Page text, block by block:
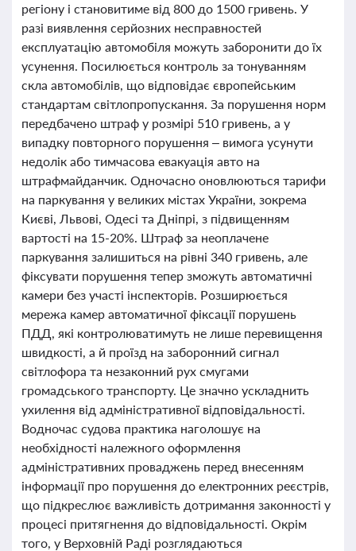
регіону і становитиме від 800 до 1500 гривень. У
разі виявлення серйозних несправностей
експлуатацію автомобіля можуть заборонити до їх
усунення. Посилюється контроль за тонуванням
скла автомобілів, що відповідає європейським
стандартам світлопропускання. За порушення норм
передбачено штраф у розмірі 510 гривень, а у
випадку повторного порушення – вимога усунути
недолік або тимчасова евакуація авто на
штрафмайданчик. Одночасно оновлюються тарифи
на паркування у великих містах України, зокрема
Києві, Львові, Одесі та Дніпрі, з підвищенням
вартості на 15-20%. Штраф за неоплачене
паркування залишиться на рівні 340 гривень, але
фіксувати порушення тепер зможуть автоматичні
камери без участі інспекторів. Розширюється
мережа камер автоматичної фіксації порушень
ПДД, які контролюватимуть не лише перевищення
швидкості, а й проїзд на заборонний сигнал
світлофора та незаконний рух смугами
громадського транспорту. Це значно ускладнить
ухилення від адміністративної відповідальності.
Водночас судова практика наголошує на
необхідності належного оформлення
адміністративних проваджень перед внесенням
інформації про порушення до електронних реєстрів,
що підкреслює важливість дотримання законності у
процесі притягнення до відповідальності. Окрім
того, у Верховній Раді розглядаються